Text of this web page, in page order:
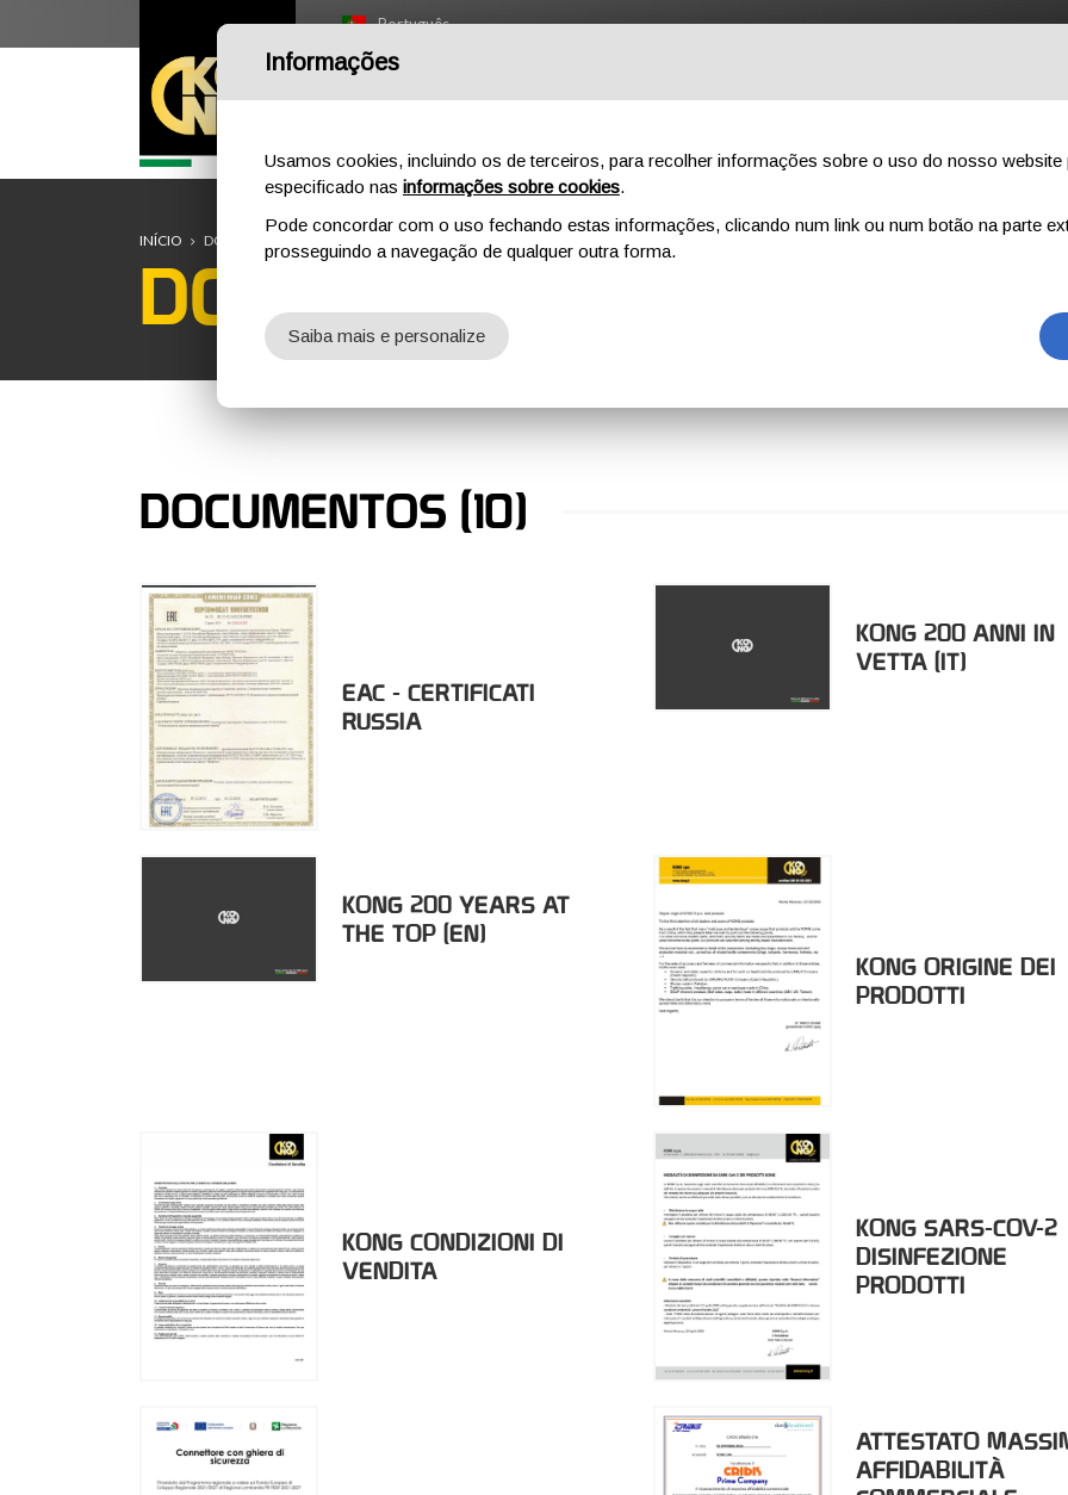
Português
INÍCIO AO AR LIVRE PROFISSIONAL COMPONENTES
INÍCIO DOWNLOAD DOCUMENTOS
DOWNLOAD
DOCUMENTOS (10)
EAC - CERTIFICATI
RUSSIA
KONG 200 ANNI IN
VETTA (IT)
KONG 200 YEARS AT
THE TOP (EN)
KONG ORIGINE DEI
PRODOTTI
KONG CONDIZIONI DI
VENDITA
KONG SARS-COV-2
DISINFEZIONE
PRODOTTI
ATTESTATO
AFFIDABILITÀ
Informações
Usamos cookies, incluindo os de terceiros, para recolher informações sobre o uso do nosso
especificado nas informações sobre cookies.
Pode concordar com o uso fechando estas informações, clicando num link ou num botão na parte
prosseguindo a navegação de qualquer outra forma.
Saiba mais e personalize